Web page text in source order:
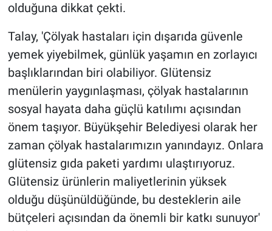
olduğuna dikkat çekti.
Talay, 'Çölyak hastaları için dışarıda güvenle
yemek yiyebilmek, günlük yaşamın en zorlayıcı
başlıklarından biri olabiliyor. Glütensiz
menülerin yaygınlaşması, çölyak hastalarının
sosyal hayata daha güçlü katılımı açısından
önem taşıyor. Büyükşehir Belediyesi olarak her
zaman çölyak hastalarımızın yanındayız. Onlara
glütensiz gıda paketi yardımı ulaştırıyoruz.
Glütensiz ürünlerin maliyetlerinin yüksek
olduğu düşünüldüğünde, bu desteklerin aile
bütçeleri açısından da önemli bir katkı sunuyor'